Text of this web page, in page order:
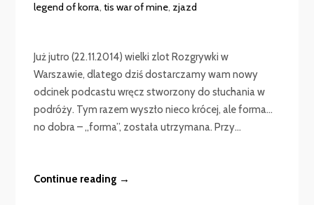
legend of korra,tis war of mine, zjazd
Już jutro (22.11.2014) wielki zlot Rozgrywki w
Warszawie, dlatego dziś dostarczamy wam nowy
odcinek podcastu wręcz stworzony do słuchania w
podróży. Tym razem wyszło nieco krócej, ale forma…
no dobra – „forma”, została utrzymana. Przy...
Continue reading →